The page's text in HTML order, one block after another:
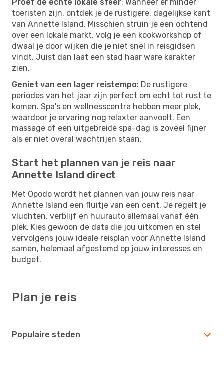
Proef de echte lokale sfeer: Wanneer er minder
toeristen zijn, ontdek je de rustigere, dagelijkse kant
van Annette Island. Misschien struin je een ochtend
over een lokale markt, volg je een kookworkshop of
dwaal je door wijken die je niet snel in reisgidsen
vindt. Juist dan laat een stad haar ware karakter
zien.
Geniet van een lager reistempo: De rustigere
periodes van het jaar zijn perfect om echt tot rust te
komen. Spa's en wellnesscentra hebben meer plek,
waardoor je ervaring nog relaxter aanvoelt. Een
massage of een uitgebreide spa-dag is zoveel fijner
als er niet overal wachtrijen staan.
Start het plannen van je reis naar
Annette Island direct
Met Opodo wordt het plannen van jouw reis naar
Annette Island een fluitje van een cent. Je regelt je
vluchten, verblijf en huurauto allemaal vanaf één
plek. Kies gewoon de data die jou uitkomen en stel
vervolgens jouw ideale reisplan voor Annette Island
samen, helemaal afgestemd op jouw interesses en
budget.
Plan je reis
Populaire steden